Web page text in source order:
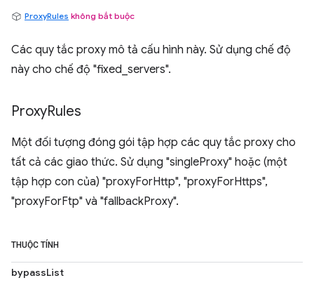
ProxyRules không bắt buộc
Các quy tắc proxy mô tả cấu hình này. Sử dụng chế độ
này cho chế độ "fixed_servers".
ProxyRules
Một đối tượng đóng gói tập hợp các quy tắc proxy cho
tất cả các giao thức. Sử dụng "singleProxy" hoặc (một
tập hợp con của) "proxyForHttp", "proxyForHttps",
"proxyForFtp" và "fallbackProxy".
THUỘC TÍNH
bypassList